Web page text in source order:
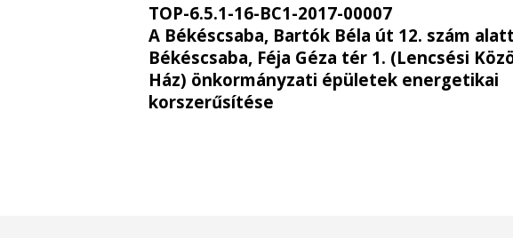
TOP-6.5.1-16-BC1-2017-00007
A Békéscsaba, Bartók Béla út 12. szám
Békéscsaba, Féja Géza tér 1. (Lencsési
Ház) önkormányzati épületek energetikai
korszerűsítése